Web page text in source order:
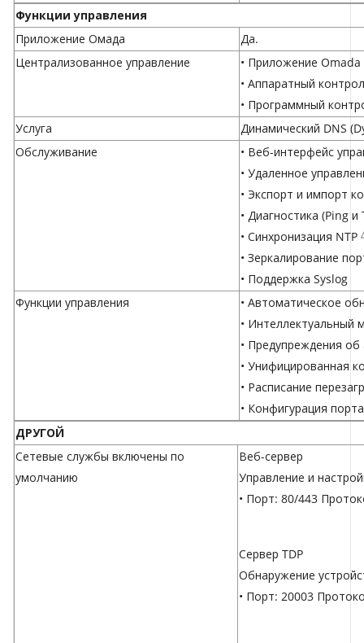
Функции управления
Приложение Омада
Да.
Централизованное управление
• Приложение Omada
• Аппаратный
• Программный
Услуга
Динамический DNS
Обслуживание
• Веб-интерфейс
• Удаленное
• Экспорт и импорт
• Диагностика (Ping
• Синхронизация NTP
• Зеркалирование
• Поддержка Syslog
Функции управления
• Автоматическое
• Интеллектуальный
• Предупреждения
• Унифицированная
• Расписание
• Конфигурация
ДРУГОЙ
Сетевые службы включены по
умолчанию
Веб-сервер
Управление и
• Порт: 80/443
Сервер TDP
Обнаружение
• Порт: 20003